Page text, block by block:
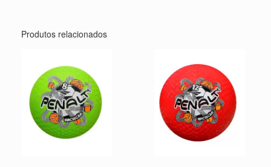
Produtos relacionados